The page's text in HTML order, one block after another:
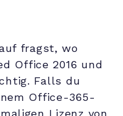
fragst, wo
Office 2016 und
Falls du
Office-365-